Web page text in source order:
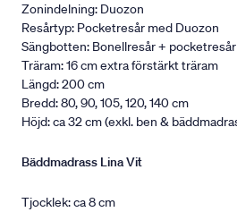
Zonindelning: Duozon
Resårtyp: Pocketresår med Duozon
Sängbotten: Bonellresår +
Träram: 16 cm extra förstärkt träram
Längd: 200 cm
Bredd: 80, 90, 105, 120, 140 cm
Höjd: ca 32 cm (exkl. ben &
Bäddmadrass Lina Vit
Tjocklek: ca 8 cm